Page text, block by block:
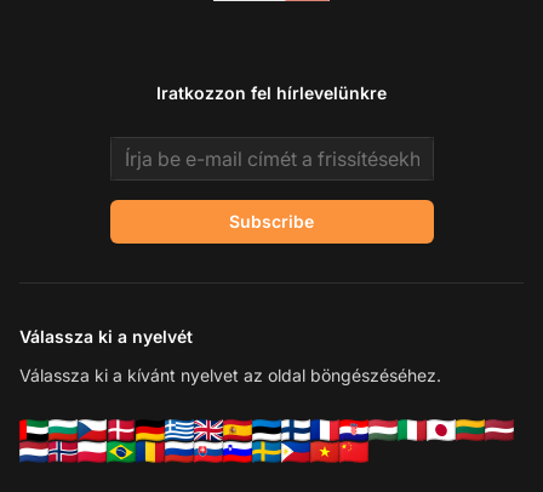
Iratkozzon fel hírlevelünkre
Email address
Subscribe
Válassza ki a nyelvét
Válassza ki a kívánt nyelvet az oldal böngészéséhez.